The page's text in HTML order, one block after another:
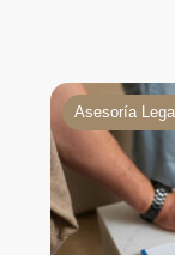
Asesoría